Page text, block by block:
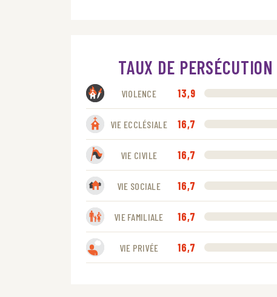
TAUX DE PERSÉCUTION
VIOLENCE 13,9
VIE ECCLÉSIALE 16,7
VIE CIVILE 16,7
VIE SOCIALE 16,7
VIE FAMILIALE 16,7
VIE PRIVÉE 16,7